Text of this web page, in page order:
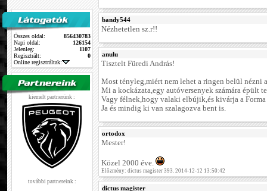
Összes oldal:
856430783
Napi oldal:
126154
Jelenleg:
1107
Regisztrált:
0
Online regisztráltak:
kiemelt partnerünk :
további partnereink :
bandy544
Nézhetetlen sz.r!!
anulu
Tisztelt Füredi András!
Most tényleg,miért nem lehet a ringen belül nézni
Mi a kockázata,egy autóversenyek számára épült
Vagy félnek,hogy valaki elbújik,és kivárja a Forma
Ja és mindig ki van szalagozva bent is.
ortodox
Mester!
Közel 2000 éve.
Előzmény: dictus magister 393. 2014-12-12 13:50:42
dictus magister